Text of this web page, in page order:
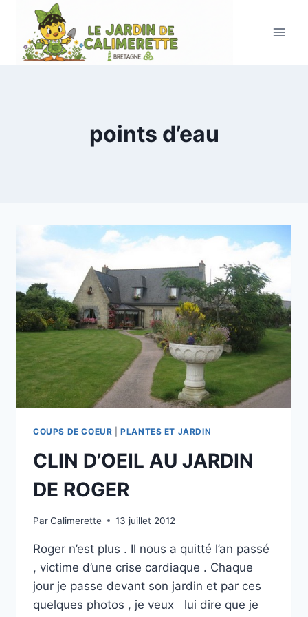
contenu
points d’eau
COUPS DE COEUR |PLANTES ET JARDIN
CLIN D’OEIL AU JARDIN
DE ROGER
ParCalimerette 13 juillet 2012
Roger n’est plus . Il nous a quitté l’an passé
, victime d’une crise cardiaque . Chaque
jour je passe devant son jardin et par ces
quelques photos , je veux lui dire que je